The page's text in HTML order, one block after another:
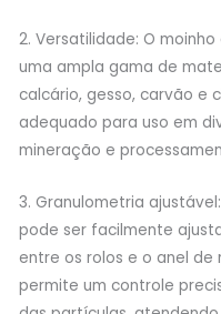
2. Versatilidade: O
uma ampla gama de
calcário, gesso, carvão e
adequado para uso em
mineração e
3. Granulometria
pode ser facilmente
entre os rolos e o anel de
permite um controle